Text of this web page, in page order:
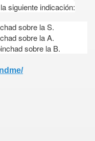
siguiente indicación:
sobre la S.
sobre la A.
sobre la B.